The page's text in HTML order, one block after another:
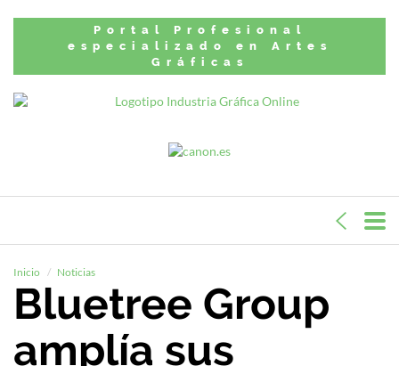
Portal Profesional
especializado en Artes
Gráficas
Inicio Noticias
Bluetree Group
amplía sus